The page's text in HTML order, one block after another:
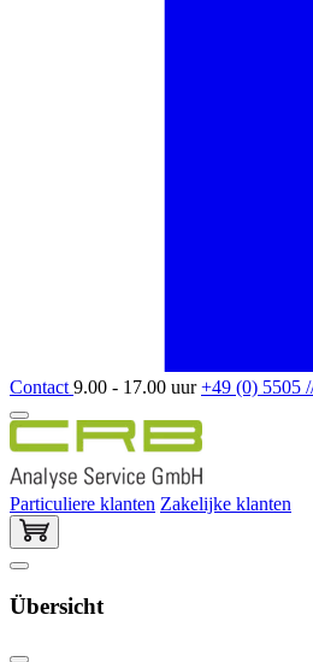
Contact 9.00 - 17.00 uur+49 (0) 5505
Particuliere klanten Zakelijke klanten
Übersicht